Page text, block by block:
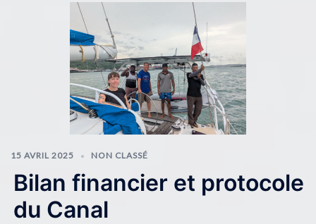
15 AVRIL 2025 NON CLASSÉ
Bilan financier et protocole
du Canal